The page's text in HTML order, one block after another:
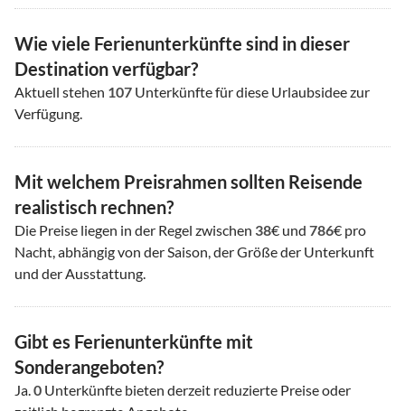
Wie viele Ferienunterkünfte sind in dieser
Destination verfügbar?
Aktuell stehen 107 Unterkünfte für diese Urlaubsidee zur
Verfügung.
Mit welchem Preisrahmen sollten Reisende
realistisch rechnen?
Die Preise liegen in der Regel zwischen 38€ und 786€ pro
Nacht, abhängig von der Saison, der Größe der Unterkunft
und der Ausstattung.
Gibt es Ferienunterkünfte mit
Sonderangeboten?
Ja.0 Unterkünfte bieten derzeit reduzierte Preise oder